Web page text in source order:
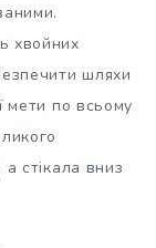
хвойних
шляхи
мети по всьому
стікала вниз